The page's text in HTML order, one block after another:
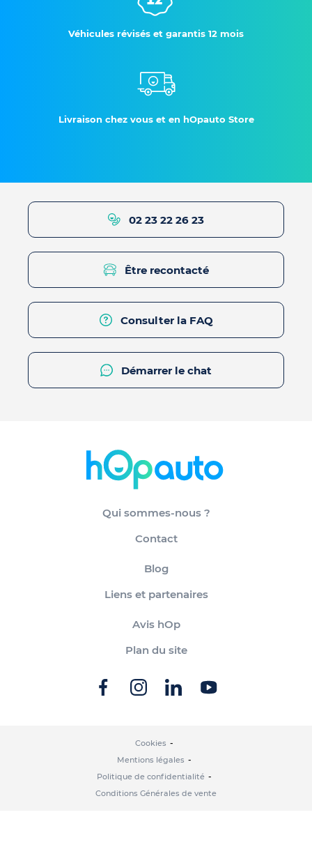
Véhicules révisés et garantis 12 mois
Livraison chez vous et en hOpauto Store
02 23 22 26 23
Être recontacté
Consulter la FAQ
Démarrer le chat
Qui sommes-nous ?
Contact
Blog
Liens et partenaires
Avis hOp
Plan du site
Cookies
Mentions légales
Politique de confidentialité
Conditions Générales de vente